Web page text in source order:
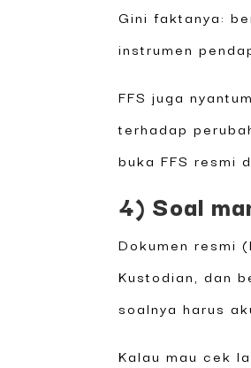
Gini faktanya:
instrumen
FFS juga
terhadap
buka FFS resmi
4) Soal
Dokumen resmi
Kustodian, dan
soalnya harus
Kalau mau cek